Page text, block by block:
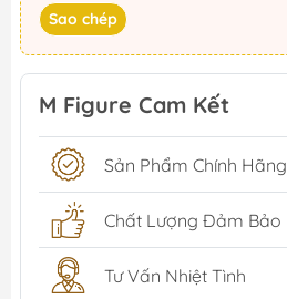
Sao chép
M Figure Cam Kết
Sản Phẩm Chính Hãng
Chất Lượng Đảm Bảo
Tư Vấn Nhiệt Tình